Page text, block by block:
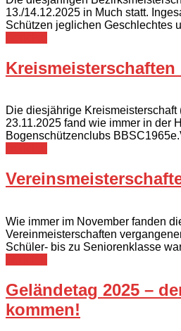
13./14.12.2025 in Much statt.
Schützen jeglichen Geschlechtes
Kreismeisterschaften
Die diesjährige Kreismeisterschaft
23.11.2025 fand wie immer in der
Bogenschützenclubs
Wie immer im November fanden
Vereinmeisterschaften
Schüler- bis zu Seniorenklasse
Geländetag 2025 –
kommen!